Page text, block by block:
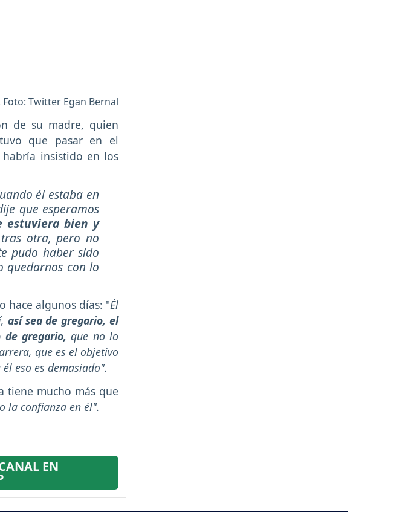
Twitter Egan Bernal
de su madre, quien
que pasar en el
insistido en los
él estaba en
que esperamos
estuviera bien y
otra, pero no
pudo haber sido
quedarnos con lo
hace algunos días: "Él
así sea de gregario, el
gregario, que no lo
que es el objetivo
eso es demasiado".
tiene mucho más que
la confianza en él".
EN